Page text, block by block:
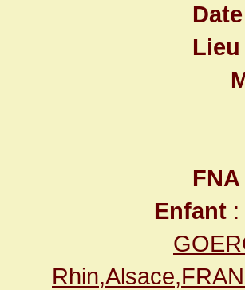
Date
Lieu
FNA
Enfant :